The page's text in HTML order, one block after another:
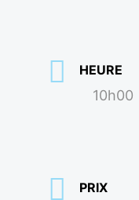
HEURE
10h00
PRIX